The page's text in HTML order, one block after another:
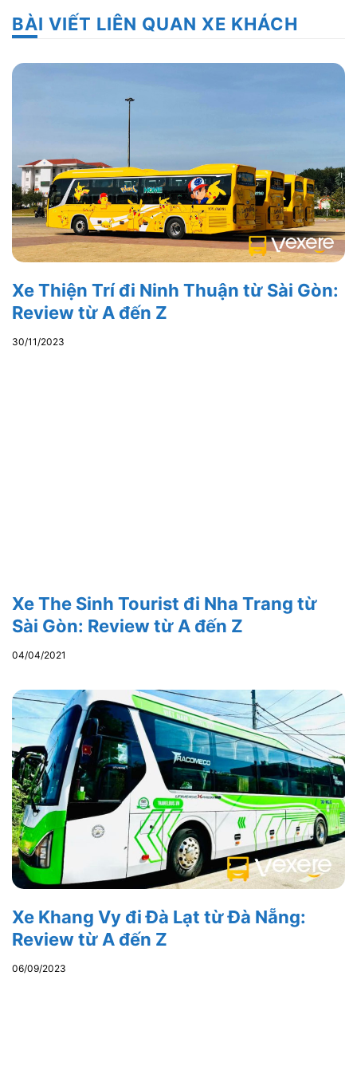
BÀI VIẾT LIÊN QUAN XE KHÁCH
Xe Thiện Trí đi Ninh Thuận từ Sài Gòn:
Review từ A đến Z
30/11/2023
Xe The Sinh Tourist đi Nha Trang từ
Sài Gòn: Review từ A đến Z
04/04/2021
Xe Khang Vy đi Đà Lạt từ Đà Nẵng:
Review từ A đến Z
06/09/2023